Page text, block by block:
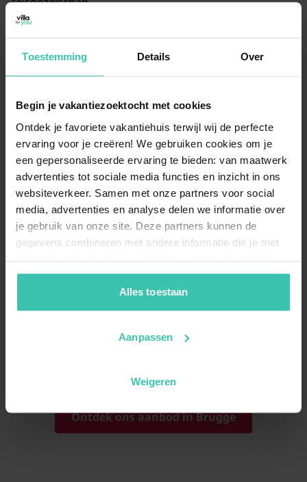
Toestemming Details Over
Begin je vakantiezoektocht met cookies
Ontdek je favoriete vakantiehuis terwijl wij de perfecte
ervaring voor je creëren! We gebruiken cookies om je
een gepersonaliseerde ervaring te bieden: van maatwerk
advertenties tot sociale media functies en inzicht in ons
websiteverkeer. Samen met onze partners voor social
media, advertenties en analyse delen we informatie over
je gebruik van onze site. Deze partners kunnen de
gegevens combineren met andere informatie die je met
hen hebt gedeeld of die zij hebben verzameld op basis
van je gebruik van hun diensten. Zo zorgen we ervoor dat
jouw vakantiezoektocht soepel en op maat verloopt!
Alles toestaan
Aanpassen
Weigeren
Kan ik een vakantiehuis in Brugge huren voor
een grote groep?
groepsaccommodatie in Bruggeof de directe
omgeving, waarbij woningen geschikt zijn voor
gezelschappen van 10 tot 20 personen. Deze ruime
verblijven bieden vaak meerdere slaapkamers en een
grote leefruimte, ideaal voor een weekend weg met
familie of vrienden.
Zijn er in Brugge ook vakantiehuizen met een
Hoewel de ruimte in de binnenstad vaak beperkt is,
vind je vooral aan de rand van de stad
Dit biedt je de mogelijkheid om na een dag in de stad
in alle rust buiten te ontspannen in je eigen
Ontdek ons aanbod in Brugge